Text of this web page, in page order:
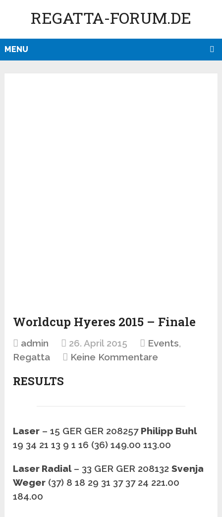
REGATTA-FORUM.DE
MENU
Worldcup Hyeres 2015 – Finale
admin 26. April 2015 Events,
Regatta
Keine Kommentare
RESULTS
Laser – 15 GER GER 208257 Philipp Buhl
19 34 21 13 9 1 16 (36) 149.00 113.00
Laser Radial– 33 GER GER 208132Svenja
Weger (37) 8 18 29 31 37 37 24 221.00
184.00